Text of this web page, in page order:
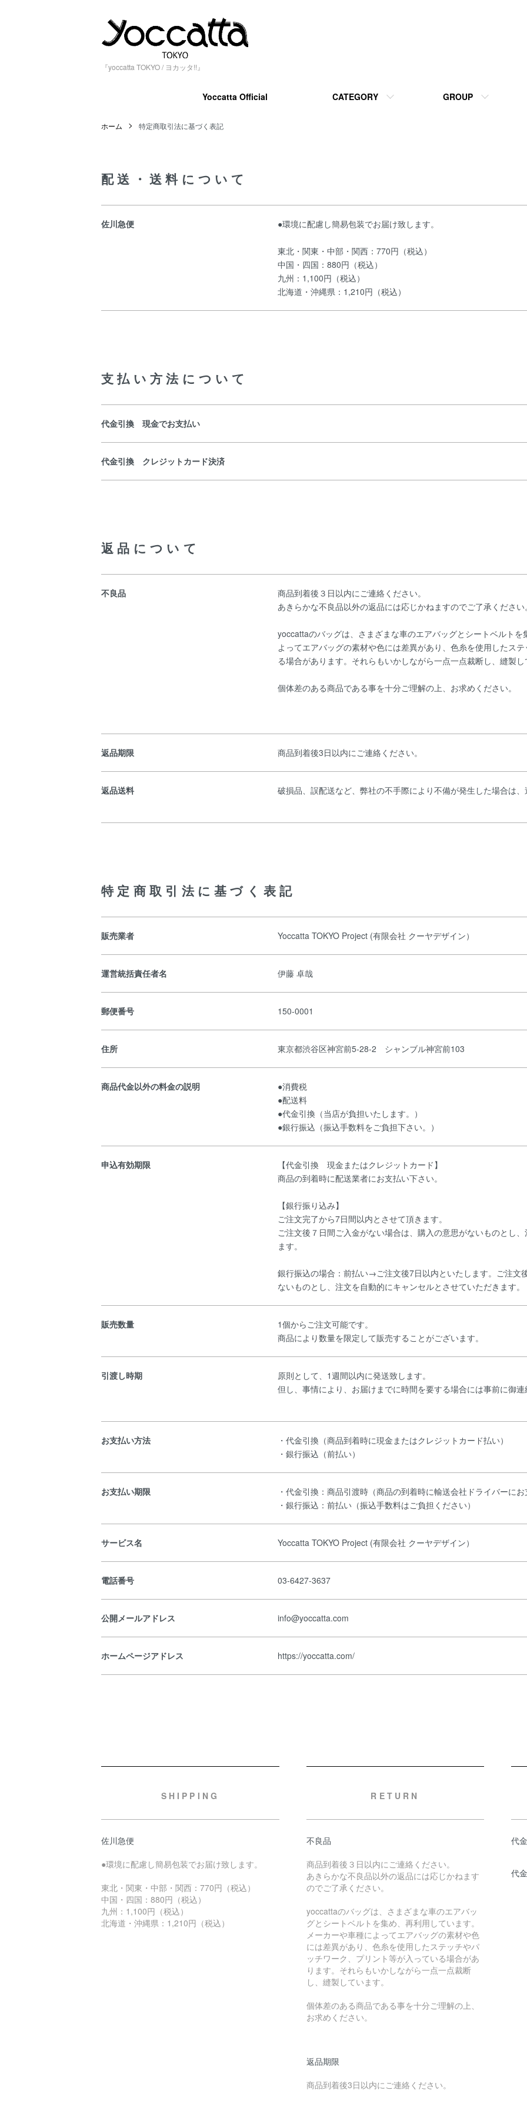
『yoccatta TOKYO / ヨカッタ!!』
Yoccatta Official CATEGORY GROUP
ホーム 特定商取引法に基づく表記
配送・送料について
佐川急便 ●環境に配慮し簡易包装でお届け致します。
東北・関東・中部・関西：770円（税込）
中国・四国：880円（税込）
九州：1,100円（税込）
北海道・沖縄県：1,210円（税込）
支払い方法について
代金引換 現金でお支払い
代金引換 クレジットカード決済
返品について
不良品
商品到着後３日以内にご連絡ください。
あきらかな不良品以外の返品には応じかねますのでご了承ください。
yoccattaのバッグは、さまざまな車のエアバッグとシートベルト
よってエアバッグの素材や色には差異があり、色糸を使用したス
る場合があります。それらもいかしながら一点一点裁断し、縫製し
個体差のある商品である事を十分ご理解の上、お求めください。
返品期限 商品到着後3日以内にご連絡ください。
返品送料 破損品、誤配送など、弊社の不手際により不備が発生した場合は、
特定商取引法に基づく表記
販売業者 Yoccatta TOKYO Project (有限会社 クーヤデザイン）
運営統括責任者名 伊藤 卓哉
郵便番号 150-0001
住所 東京都渋谷区神宮前5-28-2 シャンブル神宮前103
商品代金以外の料金の説明
●消費税
●配送料
●代金引換（当店が負担いたします。）
●銀行振込（振込手数料をご負担下さい。）
申込有効期限
【代金引換 現金またはクレジットカード】
商品の到着時に配送業者にお支払い下さい。
【銀行振り込み】
ご注文完了から7日間以内とさせて頂きます。
ご注文後７日間ご入金がない場合は、購入の意思がないものとし
ます。
銀行振込の場合：前払い→ご注文後7日以内といたします。ご注文
ないものとし、注文を自動的にキャンセルとさせていただきます。
販売数量
1個からご注文可能です。
商品により数量を限定して販売することがございます。
引渡し時期
原則として、1週間以内に発送致します。
但し、事情により、お届けまでに時間を要する場合には事前に御連
お支払い方法
・代金引換（商品到着時に現金またはクレジットカード払い）
・銀行振込（前払い）
お支払い期限
・代金引換：商品引渡時（商品の到着時に輸送会社ドライバーにお
・銀行振込：前払い（振込手数料はご負担ください）
サービス名 Yoccatta TOKYO Project (有限会社 クーヤデザイン）
電話番号 03-6427-3637
公開メールアドレス info@yoccatta.com
ホームページアドレス https://yoccatta.com/
SHIPPING
佐川急便
●環境に配慮し簡易包装でお届け致します。
東北・関東・中部・関西：770円（税込）
中国・四国：880円（税込）
九州：1,100円（税込）
北海道・沖縄県：1,210円（税込）
RETURN
不良品
商品到着後３日以内にご連絡ください。
あきらかな不良品以外の返品には応じかねます
のでご了承ください。
yoccattaのバッグは、さまざまな車のエアバッ
グとシートベルトを集め、再利用しています。
メーカーや車種によってエアバッグの素材や色
には差異があり、色糸を使用したステッチやパ
ッチワーク、プリント等が入っている場合があ
ります。それらもいかしながら一点一点裁断
し、縫製しています。
個体差のある商品である事を十分ご理解の上、
お求めください。
返品期限
商品到着後3日以内にご連絡ください。
代
代